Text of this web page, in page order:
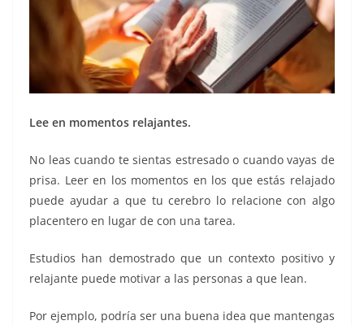
Lee en momentos relajantes.
No leas cuando te sientas estresado o cuando vayas de
prisa. Leer en los momentos en los que estás relajado
puede ayudar a que tu cerebro lo relacione con algo
placentero en lugar de con una tarea.
Estudios han demostrado que un contexto positivo y
relajante puede motivar a las personas a que lean.
Por ejemplo, podría ser una buena idea que mantengas